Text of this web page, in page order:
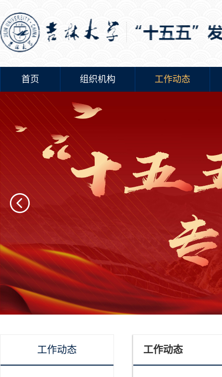
首页 组织机构 工作动态
工作动态 工作动态